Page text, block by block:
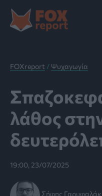
στο
περιεχόμενο
FOXreport / Ψυχαγωγία
λάθος
19:00, 23/07/2025
Σήφης